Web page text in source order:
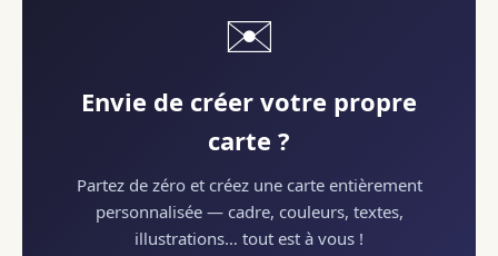
✉️
Envie de créer votre propre
carte ?
Partez de zéro et créez une carte entièrement
personnalisée — cadre, couleurs, textes,
illustrations… tout est à vous !